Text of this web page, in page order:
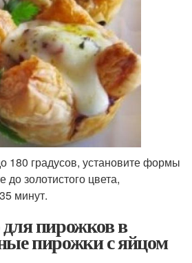
180 градусов, установите формы
до золотистого цвета,
минут.
для пирожков в
пирожки с яйцом